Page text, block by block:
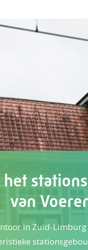
het
van
in Zuid-